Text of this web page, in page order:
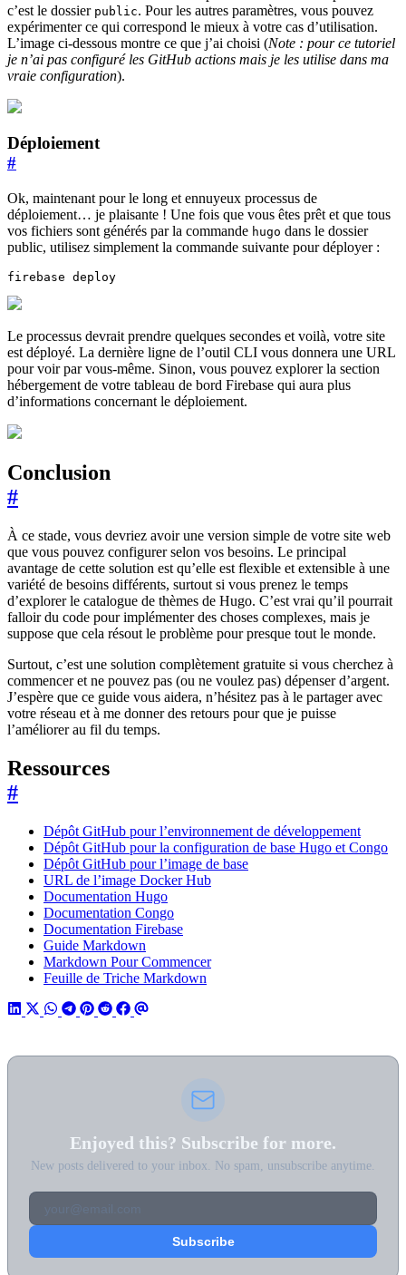
c’est le dossier public. Pour les autres paramètres, vous pouvez
expérimenter ce qui correspond le mieux à votre cas d’utilisation.
L’image ci-dessous montre ce que j’ai choisi (Note : pour ce tutoriel
je n’ai pas configuré les GitHub actions mais je les utilise dans ma
vraie configuration).
Déploiement
#
Ok, maintenant pour le long et ennuyeux processus de
déploiement… je plaisante ! Une fois que vous êtes prêt et que tous
vos fichiers sont générés par la commande hugo dans le dossier
public, utilisez simplement la commande suivante pour déployer :
firebase deploy
Le processus devrait prendre quelques secondes et voilà, votre site
est déployé. La dernière ligne de l’outil CLI vous donnera une URL
pour voir par vous-même. Sinon, vous pouvez explorer la section
hébergement de votre tableau de bord Firebase qui aura plus
d’informations concernant le déploiement.
Conclusion
#
À ce stade, vous devriez avoir une version simple de votre site web
que vous pouvez configurer selon vos besoins. Le principal
avantage de cette solution est qu’elle est flexible et extensible à une
variété de besoins différents, surtout si vous prenez le temps
d’explorer le catalogue de thèmes de Hugo. C’est vrai qu’il pourrait
falloir du code pour implémenter des choses complexes, mais je
suppose que cela résout le problème pour presque tout le monde.
Surtout, c’est une solution complètement gratuite si vous cherchez à
commencer et ne pouvez pas (ou ne voulez pas) dépenser d’argent.
J’espère que ce guide vous aidera, n’hésitez pas à le partager avec
votre réseau et à me donner des retours pour que je puisse
l’améliorer au fil du temps.
Ressources
#
Dépôt GitHub pour l’environnement de développement
Dépôt GitHub pour la configuration de base Hugo et Congo
Dépôt GitHub pour l’image de base
URL de l’image Docker Hub
Documentation Hugo
Documentation Congo
Documentation Firebase
Guide Markdown
Markdown Pour Commencer
Feuille de Triche Markdown
Enjoyed this? Subscribe for more.
New posts delivered to your inbox. No spam, unsubscribe anytime.